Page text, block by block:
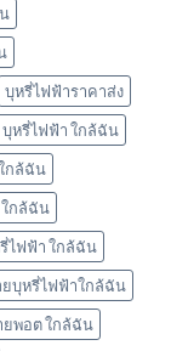
บุหรี่ไฟฟ้าราคาส่ง
บุหรี่ไฟฟ้า ใกล้ฉัน
กล้ฉัน
กล้ฉัน
ไฟฟ้า ใกล้ฉัน
บุหรี่ไฟฟ้าใกล้ฉัน
พอต ใกล้ฉัน